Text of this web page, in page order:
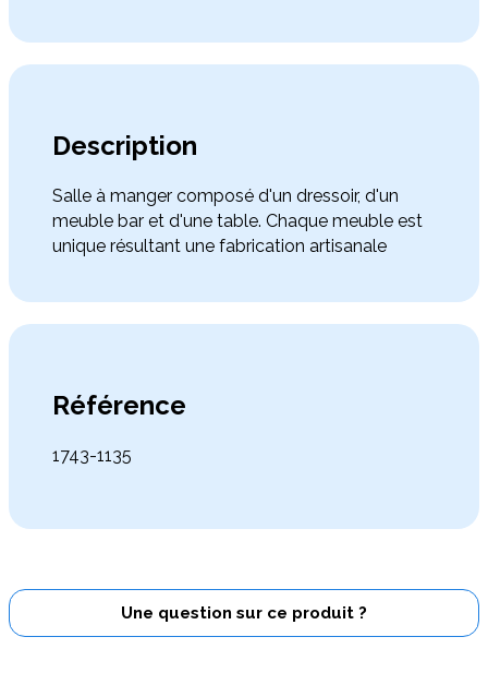
Description
Salle à manger composé d'un dressoir, d'un
meuble bar et d'une table. Chaque meuble est
unique résultant une fabrication artisanale
Référence
1743-1135
Une question sur ce produit ?